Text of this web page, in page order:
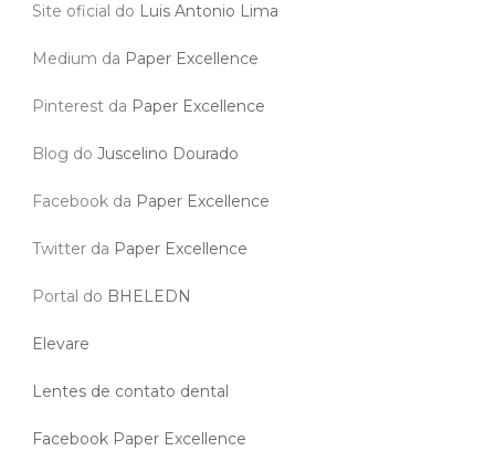
Site oficial do Luis Antonio Lima
Medium da Paper Excellence
Pinterest da Paper Excellence
Blog do Juscelino Dourado
Facebook da Paper Excellence
Twitter da Paper Excellence
Portal do BHELEDN
Elevare
Lentes de contato dental
Facebook Paper Excellence